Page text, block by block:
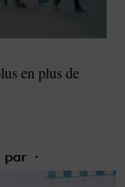
en plus de
par